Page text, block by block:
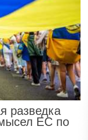
разведка
ЕС по